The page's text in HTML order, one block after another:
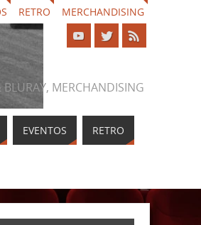
RETRO MERCHANDISING
BLURAY, MERCHANDISING
EVENTOS RETRO